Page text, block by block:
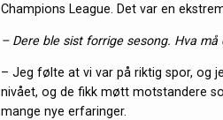
Champions League. Det var en
– Dere ble sist forrige sesong. Hva
– Jeg følte at vi var på riktig spor, og
nivået, og de fikk møtt motstandere
mange nye erfaringer.